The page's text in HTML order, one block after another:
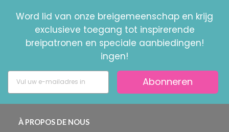
Word lid van onze breigemeenschap en krijg
exclusieve toegang tot inspirerende
breipatronen en speciale aanbiedingen!
ingen!
Abonneren
À PROPOS DE NOUS